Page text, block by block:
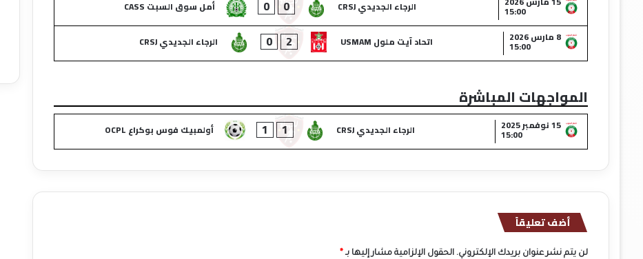
15:00 الرجاء الجديدي CRSJ 0
0
أمل سوق السبت CASS
8 مارس 2026
15:00 اتحاد آيت ملول USMAM 2
0 الرجاء الجديدي CRSJ
المواجهات المباشرة
15 نوفمبر 2025
15:00 الرجاء الجديدي CRSJ 1
1 أولمبيك فوس بوكراع OCPL
أضف تعليقاً
لن يتم نشر عنوان بريدك الإلكتروني. الحقول الإلزامية مشار إليها بـ *